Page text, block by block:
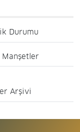
Durumu
Manşetler
Arşivi